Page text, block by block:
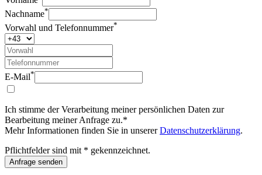
Nachname*
Vorwahl und Telefonnummer*
E-Mail*
Ich stimme der Verarbeitung meiner persönlichen Daten zur
Bearbeitung meiner Anfrage zu.*
Mehr Informationen finden Sie in unsererDatenschutzerklärung.
Pflichtfelder sind mit * gekennzeichnet.
Anfrage senden